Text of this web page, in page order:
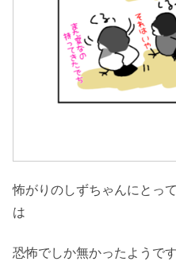
怖がりのしずちゃんにとっ
は
恐怖でしか無かったようです